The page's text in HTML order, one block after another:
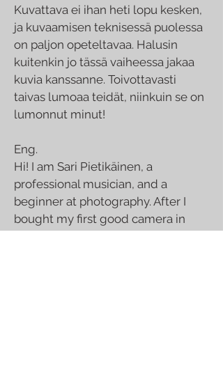
Kuvattava ei ihan heti lopu kesken,
ja kuvaamisen teknisessä puolessa
on paljon opeteltavaa. Halusin
kuitenkin jo tässä vaiheessa jakaa
kuvia kanssanne. Toivottavasti
taivas lumoaa teidät, niinkuin se on
lumonnut minut!
Eng.
Hi! I am Sari Pietikäinen, a
professional musician, and a
beginner at photography. After I
bought my first good camera in